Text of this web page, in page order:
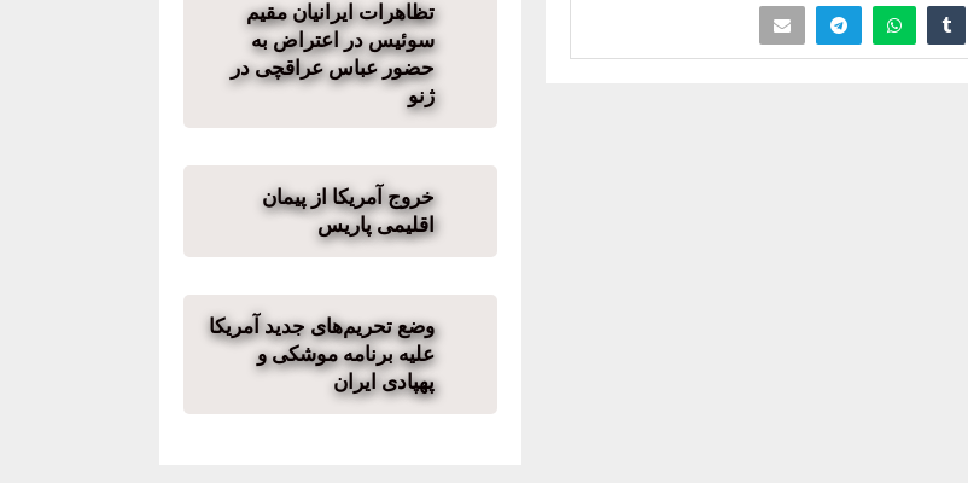
تظاهرات ایرانیان مقیم
سوئیس در اعتراض به
حضور عباس عراقچی در
ژنو
خروج آمریکا از پیمان
اقلیمی پاریس
وضع تحریم‌های جدید آمریکا
علیه برنامه موشکی و
پهپادی ایران